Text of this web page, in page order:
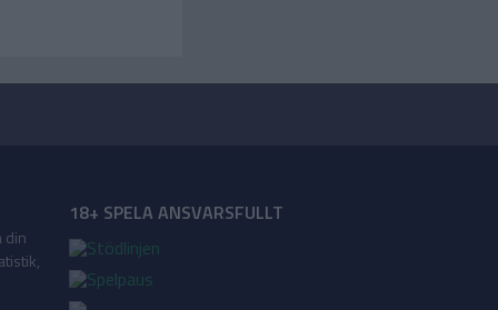
din
18+ SPELA ANSVARSFULLT